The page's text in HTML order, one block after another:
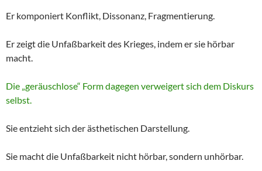
Er komponiert Konflikt, Dissonanz, Fragmentierung.
Er zeigt die Unfaßbarkeit des Krieges, indem er sie hörbar
macht.
Die „geräuschlose“ Form dagegen verweigert sich dem Diskurs
selbst.
Sie entzieht sich der ästhetischen Darstellung.
Sie macht die Unfaßbarkeit nicht hörbar, sondern unhörbar.